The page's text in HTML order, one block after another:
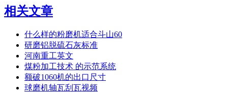
相关文章
什么样的粉磨机适合斗山60
研磨铝脱硫石灰标准
河南重工英文
煤粉加工技术 的示范系统
额破1060机的出口尺寸
球磨机轴瓦刮瓦视频